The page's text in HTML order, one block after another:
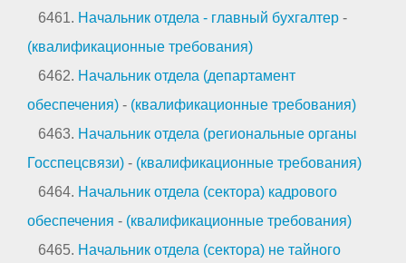
6461. Начальник отдела - главный бухгалтер -
(квалификационные требования)
6462. Начальник отдела (департамент
обеспечения) - (квалификационные требования)
6463. Начальник отдела (региональные органы
Госспецсвязи) - (квалификационные требования)
6464. Начальник отдела (сектора) кадрового
обеспечения - (квалификационные требования)
6465. Начальник отдела (сектора) не тайного